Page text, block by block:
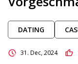
Lexikon
Testberichte
Sexgeschichten
DATING
31. Dec, 2024